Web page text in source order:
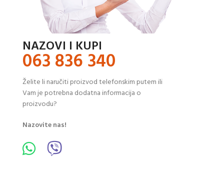
NAZOVI I KUPI
063 836 340
Želite li naručiti proizvod telefonskim putem ili
Vam je potrebna dodatna informacija o
proizvodu?
Nazovite nas!